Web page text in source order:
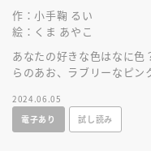
作：小手鞠 るい
絵：くま あやこ
あなたの好きな色はなに色
らのあお、ラブリーなピン
ようせいたちの１２の物語。
2024.06.05
電子あり
試し読み